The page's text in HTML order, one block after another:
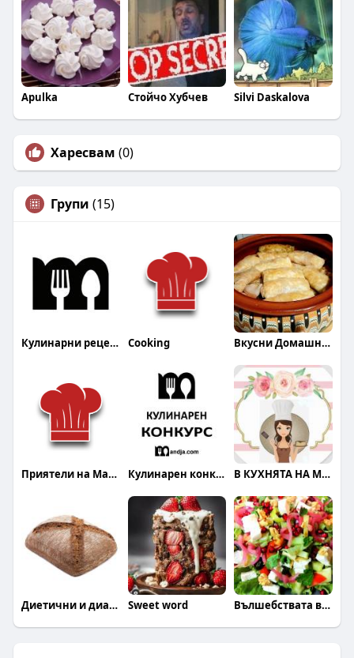
Apulka Стойчо Хубчев Silvi Daskalova
Харесвам (0)
Групи (15)
Кулинарни рецепти Cooking Вкусни Домашни Гозби
Приятели на Mandja.bg Кулинарен конкурс В КУХНЯТА НА МОДЕРНАТА ЖЕНА
Диетични и диабетични храни Sweet word Вълшебствата в кухнята на Галя